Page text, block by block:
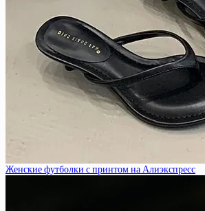
Женские футболки с принтом на Алиэкспресс